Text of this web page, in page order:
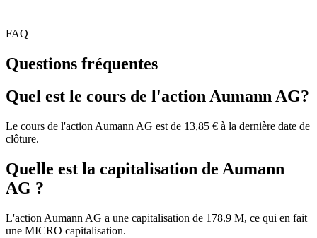
FAQ
Questions fréquentes
Quel est le cours de l'action Aumann AG?
Le cours de l'action Aumann AG est de 13,85 € à la dernière date de
clôture.
Quelle est la capitalisation de Aumann
AG ?
L'action Aumann AG a une capitalisation de 178.9 M, ce qui en fait
une MICRO capitalisation.